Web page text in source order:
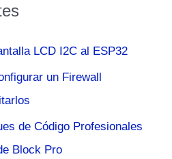
LCD I2C al ESP32
un Firewall
de Código Profesionales
Block Pro